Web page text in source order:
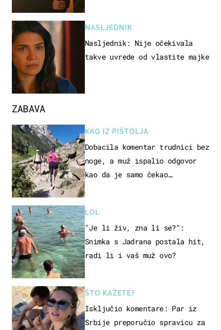
ZABAVA
KAO IZ PIŠTOLJA
Dobacila komentar trudnici bez
noge, a muž ispalio odgovor
kao da je samo čekao…
LOL
"Je li živ, zna li se?":
Snimka s Jadrana postala hit,
radi li i vaš muž ovo?
ŠTO KAŽETE?
Isključio komentare: Par iz
Srbije preporučio spravicu za
NASLJEDNIK
Nasljednik: Nije očekivala
takve uvrede od vlastite majke